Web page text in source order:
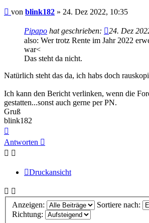
Beitrag
von blink182 » 24. Dez 2022, 10:35
Pipapo hat geschrieben: 24. Dez
also: Wer trotz Rente im Jahr 2022
war<
Das steht da nicht.
Natürlich steht das da, ich habs doch
Ich kann den Bericht verlinken, wenn die
gestatten...sonst auch gerne per PN.
Gruß
blink182
oben
Antworten
Druckansicht
Anzeigen:
Sortiere nach:
Richtung: